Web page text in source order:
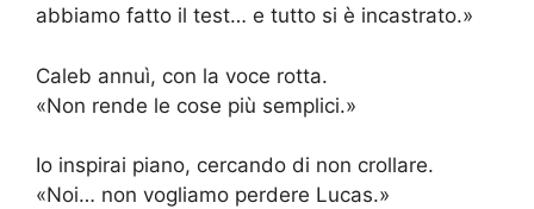
abbiamo fatto il test… e tutto si è incastrato.»
Caleb annuì, con la voce rotta.
«Non rende le cose più semplici.»
Io inspirai piano, cercando di non crollare.
«Noi… non vogliamo perdere Lucas.»